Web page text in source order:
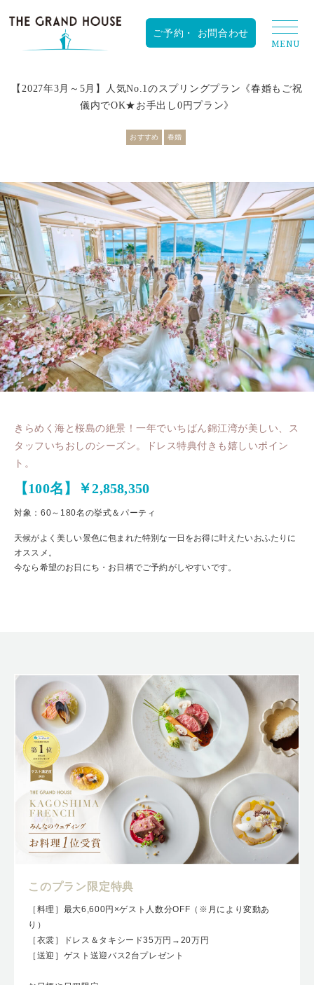
RESERVATION
【2027年3月～5月】人気No.1のスプリングプラン《春婚もご祝
儀内でOK★お手出し0円プラン》
おすすめ 春婚
きらめく海と桜島の絶景！一年でいちばん錦江湾が美しい、ス
タッフいちおしのシーズン。ドレス特典付きも嬉しいポイン
ト。
【100名】￥2,858,350
対象：60～180名の挙式＆パーティ
天候がよく美しい景色に包まれた特別な一日をお得に叶えたいおふたりに
オススメ。
今なら希望のお日にち・お日柄でご予約がしやすいです。
このプラン限定特典
［料理］最大6,600円×ゲスト人数分OFF（※月により変動あ
り）
［衣裳］ドレス＆タキシード35万円→20万円
［送迎］ゲスト送迎バス2台プレゼント